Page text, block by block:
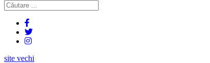
site vechi